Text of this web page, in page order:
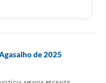
de 2025